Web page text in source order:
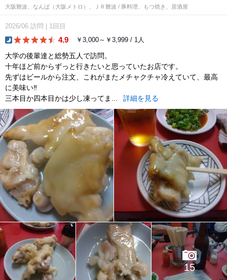
大阪難波、なんば（大阪メトロ）、ＪＲ難波 / 豚料理、もつ焼き、居酒屋
2026/06 訪問 1回目
4.9 ￥3,000～￥3,999 / 1人
大学の後輩達と総勢五人で訪問。
十年ほど前からずっと行きたいと思っていたお店です。
先ずはビールから注文、これがまたメチャクチャ冷えていて、最高
に美味い‼️
三本目か四本目かは少し凍ってま...
詳細を見る
15